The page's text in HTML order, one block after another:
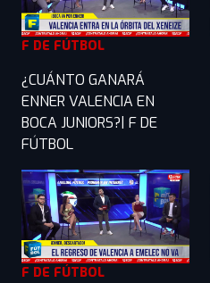
F DE FÚTBOL
¿CUÁNTO GANARÁ
ENNER VALENCIA EN
BOCA JUNIORS?| F DE
FÚTBOL
F DE FÚTBOL